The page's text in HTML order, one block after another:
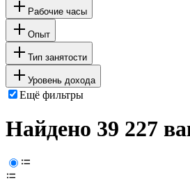
Рабочие часы
Опыт
Тип занятости
Уровень дохода
Ещё фильтры
Найдено 39 227